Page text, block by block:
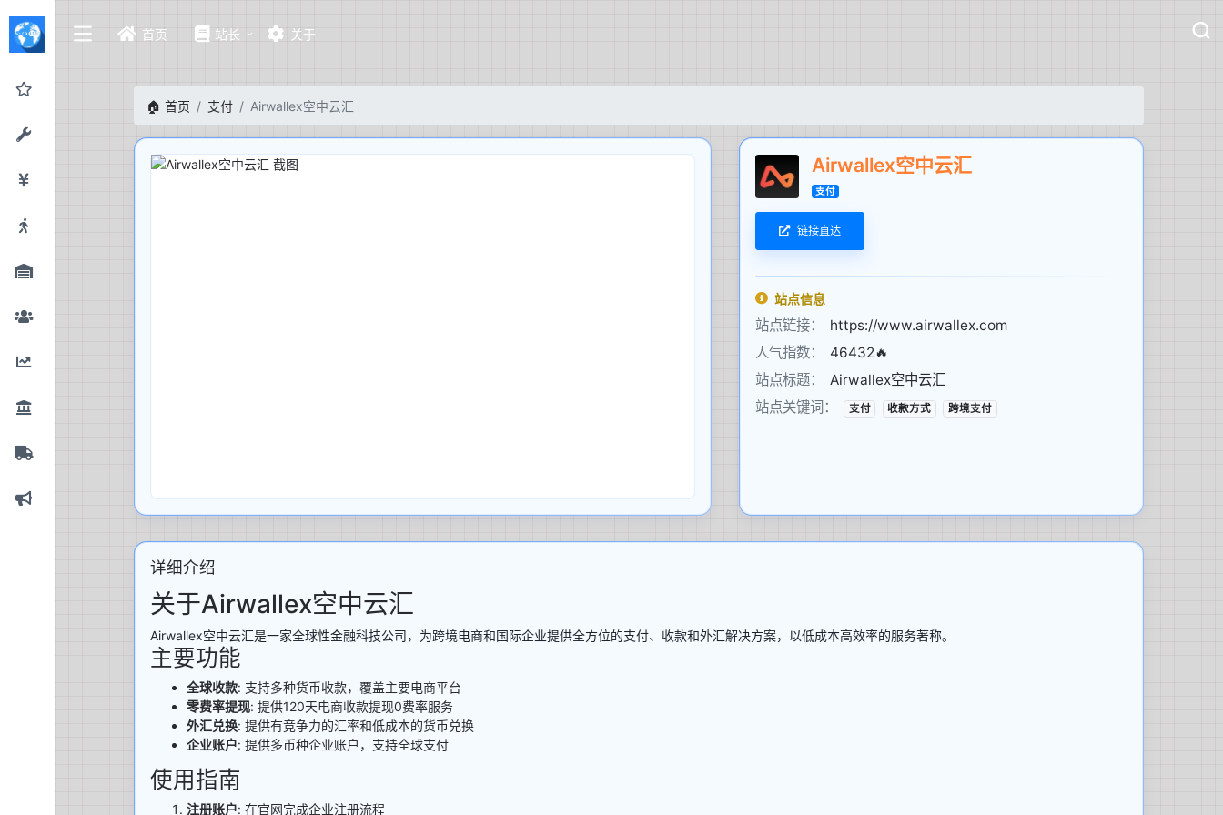
首页 站长 关于
🏠 首页 支付 Airwallex空中云汇
Airwallex空中云汇
支付
链接直达
站点信息
站点链接：
https://www.airwallex.com
人气指数：
46432🔥
站点标题：
Airwallex空中云汇
站点关键词：
支付 收款方式 跨境支付
详细介绍
关于Airwallex空中云汇
Airwallex空中云汇是一家全球性金融科技公司，为跨境电商和国际企业提供全方位的支付、收款和外汇解决方案，以低成本高效率的服务著称。
主要功能
全球收款: 支持多种货币收款，覆盖主要电商平台
零费率提现: 提供120天电商收款提现0费率服务
外汇兑换: 提供有竞争力的汇率和低成本的货币兑换
企业账户: 提供多币种企业账户，支持全球支付
使用指南
注册账户: 在官网完成企业注册流程